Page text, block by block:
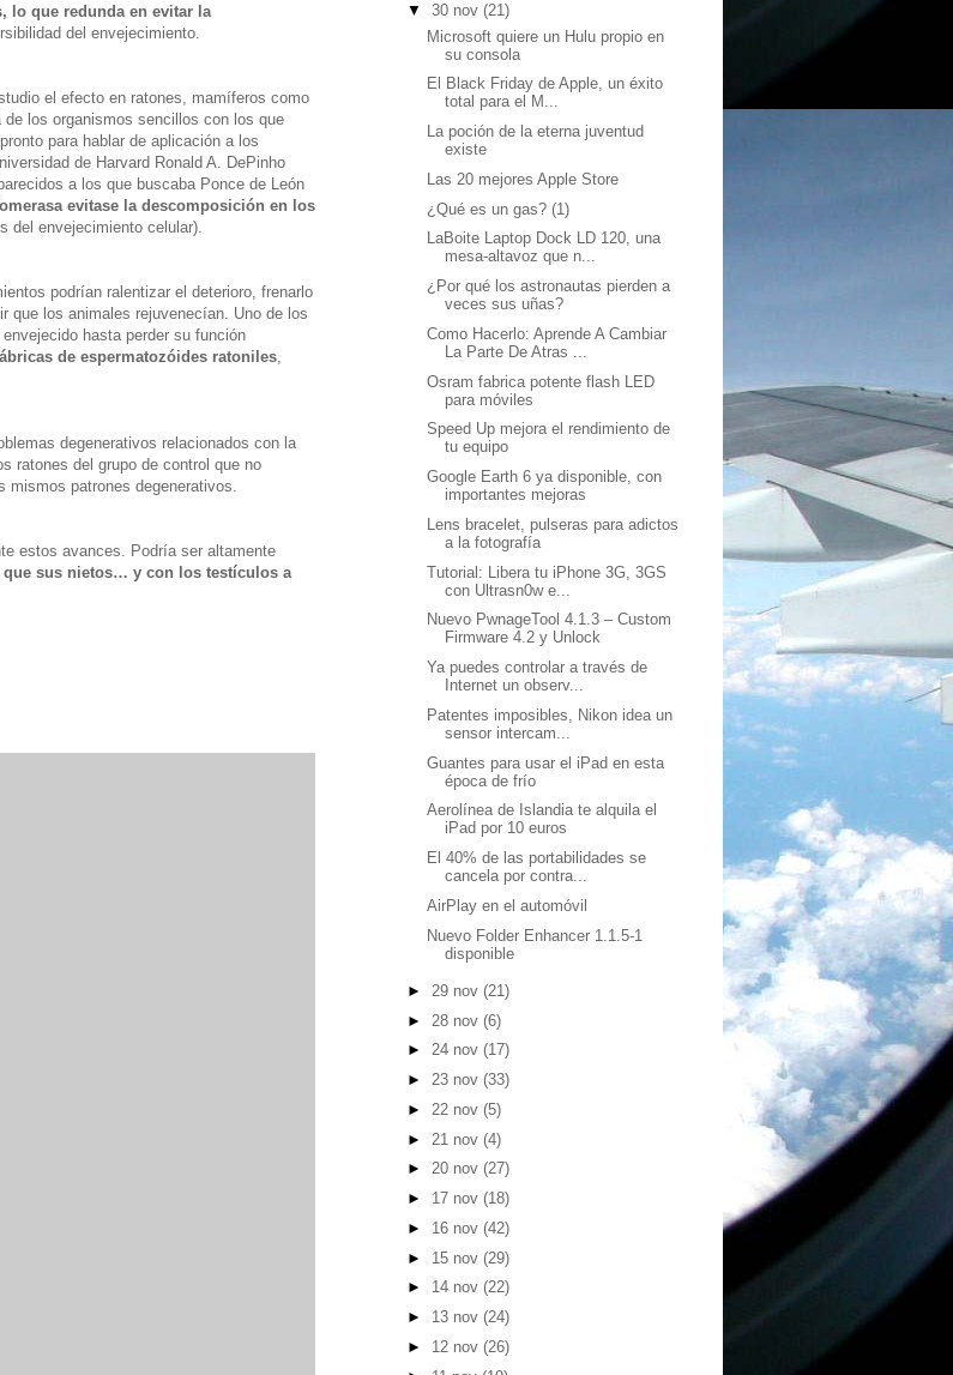
lo que redunda en evitar la
del envejecimiento.
el efecto en ratones, mamíferos como
los organismos sencillos con los que
para hablar de aplicación a los
de Harvard Ronald A. DePinho
a los que buscaba Ponce de León
evitase la descomposición en los
del envejecimiento celular).
podrían ralentizar el deterioro, frenarlo
que los animales rejuvenecían. Uno de los
hasta perder su función
de espermatozóides ratoniles,
degenerativos relacionados con la
ratones del grupo de control que no
mismos patrones degenerativos.
estos avances. Podría ser altamente
sus nietos… y con los testículos a
▼30 nov(21)
Microsoft quiere un Hulu propio en
su consola
El Black Friday de Apple, un éxito
total para el M...
La poción de la eterna juventud
existe
Las 20 mejores Apple Store
¿Qué es un gas? (1)
LaBoite Laptop Dock LD 120, una
mesa-altavoz que n...
¿Por qué los astronautas pierden a
veces sus uñas?
Como Hacerlo: Aprende A Cambiar
La Parte De Atras ...
Osram fabrica potente flash LED
para móviles
Speed Up mejora el rendimiento de
tu equipo
Google Earth 6 ya disponible, con
importantes mejoras
Lens bracelet, pulseras para adictos
a la fotografía
Tutorial: Libera tu iPhone 3G, 3GS
con Ultrasn0w e...
Nuevo PwnageTool 4.1.3 – Custom
Firmware 4.2 y Unlock
Ya puedes controlar a través de
Internet un observ...
Patentes imposibles, Nikon idea un
sensor intercam...
Guantes para usar el iPad en esta
época de frío
Aerolínea de Islandia te alquila el
iPad por 10 euros
El 40% de las portabilidades se
cancela por contra...
AirPlay en el automóvil
Nuevo Folder Enhancer 1.1.5-1
disponible
► 29 nov(21)
► 28 nov(6)
►24 nov(17)
►23 nov(33)
► 22 nov(5)
► 21 nov(4)
►20 nov(27)
► 17 nov(18)
► 16 nov(42)
► 15 nov(29)
► 14 nov(22)
► 13 nov(24)
► 12 nov(26)